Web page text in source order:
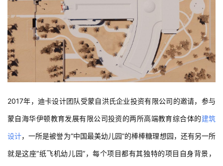
2017年，迪卡设计团队受蒙自洪氏企业投资有限公司的邀请，参与
蒙自海华伊顿教育发展有限公司投资的两所高端教育综合体的建筑
设计，一所是被誉为“中国最美幼儿园”的棒棒糖理想园，还有另一所
就是这座“纸飞机幼儿园”，每个项目都有其独特的项目自身背景，